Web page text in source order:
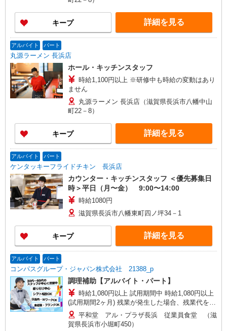
キープ 詳細を見る
アルバイト パート
丸源ラーメン 長浜店
ホール・キッチンスタッフ
時給1,100円以上 ※研修中も時給の変動はあり
ません
丸源ラーメン 長浜店（滋賀県長浜市八幡中山
町22－8）
キープ 詳細を見る
アルバイト パート
ケンタッキーフライドチキン 長浜店
カウンター・キッチンスタッフ ＜優先募集日
時＞平日（月〜金） 9:00〜14:00
時給1080円
滋賀県長浜市八幡東町四ノ坪34－1
キープ 詳細を見る
アルバイト パート
コンパスグループ・ジャパン株式会社 21388_p
調理補助【アルバイト・パート】
時給1,080円以上 試用期間中 時給1,080円以上
(試用期間2ヶ月) 残業が発生した場合、残業代を1
分単位で別途支給します。
平和堂 アル・プラザ長浜 従業員食堂 （滋
賀県長浜市小堀町450）